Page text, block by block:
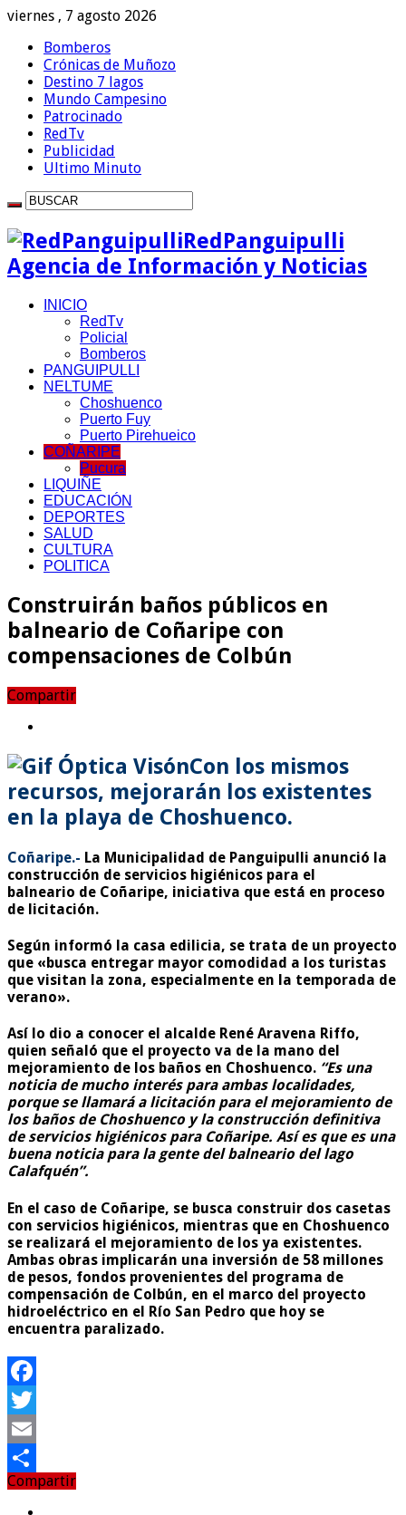
viernes , 7 agosto 2026
Bomberos
Crónicas de Muñozo
Destino 7 lagos
Mundo Campesino
Patrocinado
RedTv
Publicidad
Ultimo Minuto
RedPanguipulli
Agencia de Información y Noticias
INICIO
RedTv
Policial
Bomberos
PANGUIPULLI
NELTUME
Choshuenco
Puerto Fuy
Puerto Pirehueico
COÑARIPE
Pucura
LIQUIÑE
EDUCACIÓN
DEPORTES
SALUD
CULTURA
POLITICA
Construirán baños públicos en
balneario de Coñaripe con
compensaciones de Colbún
Compartir
Con los mismos
recursos, mejorarán los existentes
en la playa de Choshuenco.
Coñaripe.- La Municipalidad de Panguipulli anunció la
construcción de servicios higiénicos para el
balneario de Coñaripe, iniciativa que está en proceso
de licitación.
Según informó la casa edilicia, se trata de un proyecto
que «busca entregar mayor comodidad a los turistas
que visitan la zona, especialmente en la temporada de
verano».
Así lo dio a conocer el alcalde René Aravena Riffo,
quien señaló que el proyecto va de la mano del
mejoramiento de los baños en Choshuenco. “Es una
noticia de mucho interés para ambas localidades,
porque se llamará a licitación para el mejoramiento de
los baños de Choshuenco y la construcción definitiva
de servicios higiénicos para Coñaripe. Así es que es una
buena noticia para la gente del balneario del lago
Calafquén”.
En el caso de Coñaripe, se busca construir dos casetas
con servicios higiénicos, mientras que en Choshuenco
se realizará el mejoramiento de los ya existentes.
Ambas obras implicarán una inversión de 58 millones
de pesos, fondos provenientes del programa de
compensación de Colbún, en el marco del proyecto
hidroeléctrico en el Río San Pedro que hoy se
encuentra paralizado.
Facebook
Twitter
Email
Compartir
Compartir